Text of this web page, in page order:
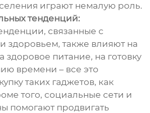
играют немалую роль.
тенденций:
связанные с
здоровьем, также влияют на
здоровое питание, на готовку
времени – все это
таких гаджетов, как
того, социальные сети и
помогают продвигать